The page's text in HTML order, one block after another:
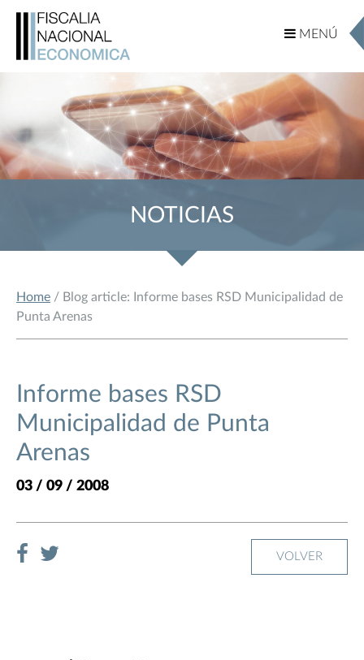
MENÚ
MENÚ
NOTICIAS
Home / Blog article: Informe bases RSD Municipalidad de
Punta Arenas
Informe bases RSD
Municipalidad de Punta
Arenas
03 / 09 / 2008
VOLVER